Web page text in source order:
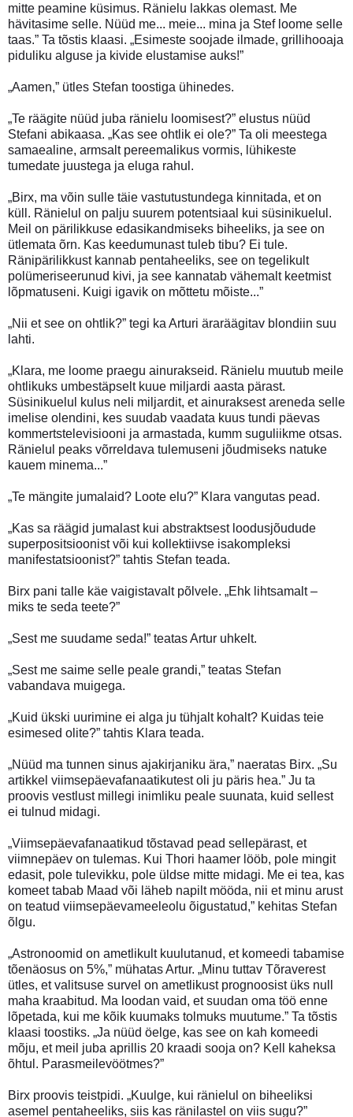
mitte peamine küsimus. Ränielu lakkas olemast. Me
hävitasime selle. Nüüd me... meie... mina ja Stef loome selle
taas.” Ta tõstis klaasi. „Esimeste soojade ilmade, grillihooaja
piduliku alguse ja kivide elustamise auks!”
„Aamen,” ütles Stefan toostiga ühinedes.
„Te räägite nüüd juba ränielu loomisest?” elustus nüüd
Stefani abikaasa. „Kas see ohtlik ei ole?” Ta oli meestega
samaealine, armsalt pereemalikus vormis, lühikeste
tumedate juustega ja eluga rahul.
„Birx, ma võin sulle täie vastutustundega kinnitada, et on
küll. Ränielul on palju suurem potentsiaal kui süsinikuelul.
Meil on pärilikkuse edasikandmiseks biheeliks, ja see on
ütlemata õrn. Kas keedumunast tuleb tibu? Ei tule.
Ränipärilikkust kannab pentaheeliks, see on tegelikult
polümeriseerunud kivi, ja see kannatab vähemalt keetmist
lõpmatuseni. Kuigi igavik on mõttetu mõiste...”
„Nii et see on ohtlik?” tegi ka Arturi äraräägitav blondiin suu
lahti.
„Klara, me loome praegu ainurakseid. Ränielu muutub meile
ohtlikuks umbestäpselt kuue miljardi aasta pärast.
Süsinikuelul kulus neli miljardit, et ainuraksest areneda selle
imelise olendini, kes suudab vaadata kuus tundi päevas
kommertstelevisiooni ja armastada, kumm suguliikme otsas.
Ränielul peaks võrreldava tulemuseni jõudmiseks natuke
kauem minema...”
„Te mängite jumalaid? Loote elu?” Klara vangutas pead.
„Kas sa räägid jumalast kui abstraktsest loodusjõudude
superpositsioonist või kui kollektiivse isakompleksi
manifestatsioonist?” tahtis Stefan teada.
Birx pani talle käe vaigistavalt põlvele. „Ehk lihtsamalt –
miks te seda teete?”
„Sest me suudame seda!” teatas Artur uhkelt.
„Sest me saime selle peale grandi,” teatas Stefan
vabandava muigega.
„Kuid ükski uurimine ei alga ju tühjalt kohalt? Kuidas teie
esimesed olite?” tahtis Klara teada.
„Nüüd ma tunnen sinus ajakirjaniku ära,” naeratas Birx. „Su
artikkel viimsepäevafanaatikutest oli ju päris hea.” Ju ta
proovis vestlust millegi inimliku peale suunata, kuid sellest
ei tulnud midagi.
„Viimsepäevafanaatikud tõstavad pead sellepärast, et
viimnepäev on tulemas. Kui Thori haamer lööb, pole mingit
edasit, pole tulevikku, pole üldse mitte midagi. Me ei tea, kas
komeet tabab Maad või läheb napilt mööda, nii et minu arust
on teatud viimsepäevameeleolu õigustatud,” kehitas Stefan
õlgu.
„Astronoomid on ametlikult kuulutanud, et komeedi tabamise
tõenäosus on 5%,” mühatas Artur. „Minu tuttav Tõraverest
ütles, et valitsuse survel on ametlikust prognoosist üks null
maha kraabitud. Ma loodan vaid, et suudan oma töö enne
lõpetada, kui me kõik kuumaks tolmuks muutume.” Ta tõstis
klaasi toostiks. „Ja nüüd öelge, kas see on kah komeedi
mõju, et meil juba aprillis 20 kraadi sooja on? Kell kaheksa
õhtul. Parasmeilevöötmes?”
Birx proovis teistpidi. „Kuulge, kui ränielul on biheeliksi
asemel pentaheeliks, siis kas ränilastel on viis sugu?”